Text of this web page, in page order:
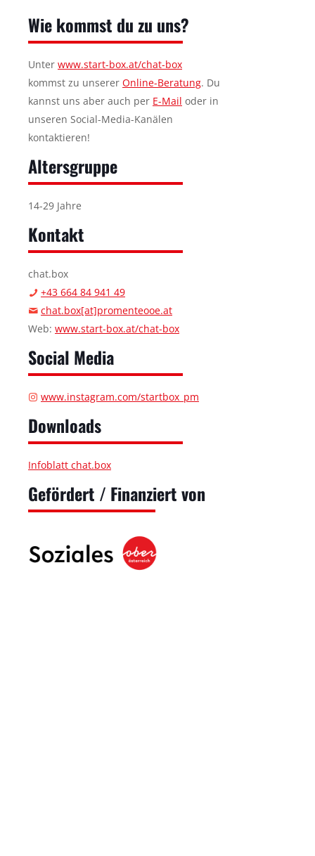
Wie kommst du zu uns?
Unter www.start-box.at/chat-box
kommst zu unserer Online-Beratung. Du
kannst uns aber auch per E-Mail oder in
unseren Social-Media-Kanälen
kontaktieren!
Altersgruppe
14-29 Jahre
Kontakt
chat.box
+43 664 84 941 49
chat.box[at]promenteooe.at
Web: www.start-box.at/chat-box
Social Media
www.instagram.com/startbox_pm
Downloads
Infoblatt chat.box
Gefördert / Finanziert von